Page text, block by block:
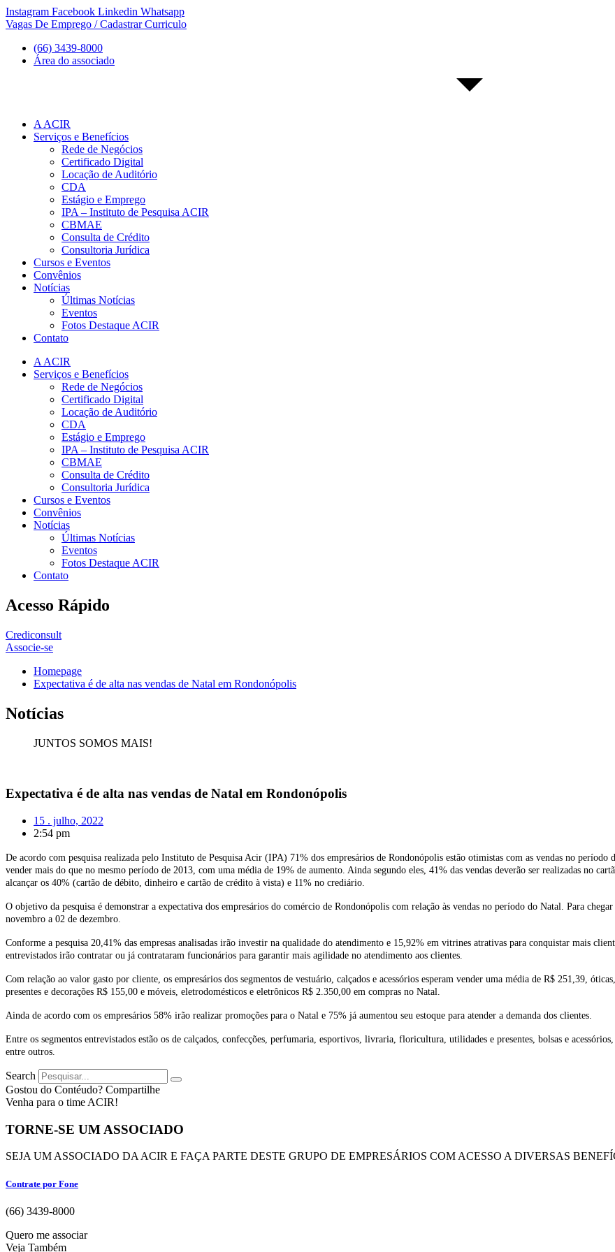
Ir
para
conteúdo
Instagram Facebook Linkedin Whatsapp
Vagas De Emprego / Cadastrar Curriculo
(66) 3439-8000
Área do associado
A ACIR
Serviços e Benefícios
Rede de Negócios
Certificado Digital
Locação de Auditório
CDA
Estágio e Emprego
IPA – Instituto de Pesquisa ACIR
CBMAE
Consulta de Crédito
Consultoria Jurídica
Cursos e Eventos
Convênios
Notícias
Últimas Notícias
Eventos
Fotos Destaque ACIR
Contato
A ACIR
Serviços e Benefícios
Rede de Negócios
Certificado Digital
Locação de Auditório
CDA
Estágio e Emprego
IPA – Instituto de Pesquisa ACIR
CBMAE
Consulta de Crédito
Consultoria Jurídica
Cursos e Eventos
Convênios
Notícias
Últimas Notícias
Eventos
Fotos Destaque ACIR
Contato
Acesso Rápido
Crediconsult
Associe-se
Homepage
Expectativa é de alta nas vendas de Natal em Rondonópolis
Notícias
JUNTOS SOMOS MAIS!
Expectativa é de alta nas vendas de Natal em Rondonópolis
15 . julho, 2022
2:54 pm
De acordo com pesquisa realizada pelo Instituto de Pesquisa Acir (IPA) 71% dos empresários de Rondonópolis estão otimistas com as vendas no período
vender mais do que no mesmo período de 2013, com uma média de 19% de aumento. Ainda segundo eles, 41% das vendas deverão ser realizadas no
alcançar os 40% (cartão de débito, dinheiro e cartão de crédito à vista) e 11% no crediário.
O objetivo da pesquisa é demonstrar a expectativa dos empresários do comércio de Rondonópolis com relação às vendas no período do Natal. Para
novembro a 02 de dezembro.
Conforme a pesquisa 20,41% das empresas analisadas irão investir na qualidade do atendimento e 15,92% em vitrines atrativas para conquistar mais
entrevistados irão contratar ou já contrataram funcionários para garantir mais agilidade no atendimento aos clientes.
Com relação ao valor gasto por cliente, os empresários dos segmentos de vestuário, calçados e acessórios esperam vender uma média de R$ 251,39,
presentes e decorações R$ 155,00 e móveis, eletrodomésticos e eletrônicos R$ 2.350,00 em compras no Natal.
Ainda de acordo com os empresários 58% irão realizar promoções para o Natal e 75% já aumentou seu estoque para atender a demanda dos clientes.
Entre os segmentos entrevistados estão os de calçados, confecções, perfumaria, esportivos, livraria, floricultura, utilidades e presentes, bolsas e
entre outros.
Search
Gostou do Contéudo? Compartilhe
Venha para o time ACIR!
TORNE-SE UM ASSOCIADO
SEJA UM ASSOCIADO DA ACIR E FAÇA PARTE DESTE GRUPO DE EMPRESÁRIOS COM ACESSO A DIVERSAS
Contrate por Fone
(66) 3439-8000
Quero me associar
Veja Também